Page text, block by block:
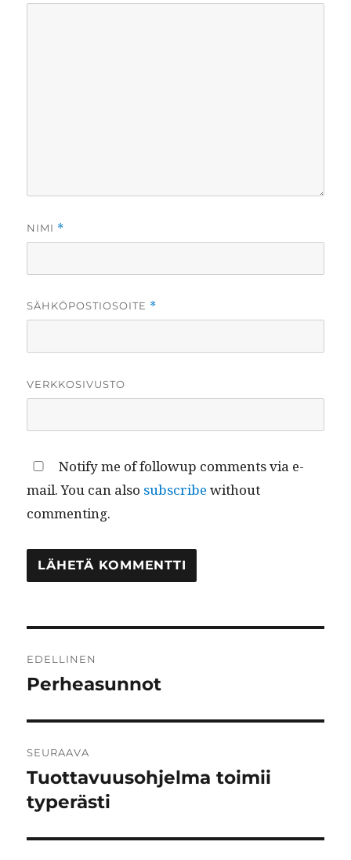
NIMI *
SÄHKÖPOSTIOSOITE *
VERKKOSIVUSTO
Notify me of followup comments via e-
mail. You can also subscribe without
commenting.
selaus
EDELLINEN
Edellinen
Perheasunnot
SEURAAVA
Seuraava
artikkeli:
Tuottavuusohjelma toimii
typerästi